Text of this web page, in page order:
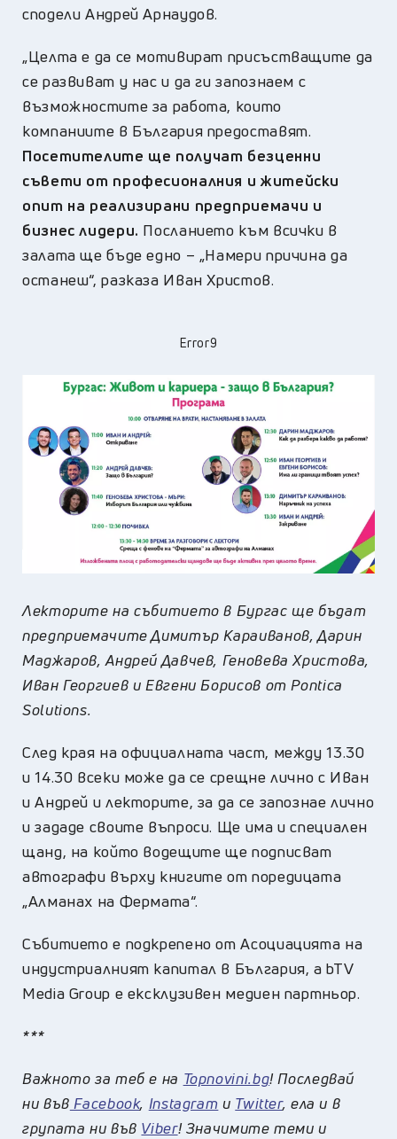
сподели Андрей Арнаудов.
„Целта е да се мотивират присъстващите да
се развиват у нас и да ги запознаем с
възможностите за работа, които
компаниите в България предоставят.
Посетителите ще получат безценни
съвети от професионалния и житейски
опит на реализирани предприемачи и
бизнес лидери. Посланието към всички в
залата ще бъде едно – „Намери причина да
останеш“, разказа Иван Христов.
Error9
Лекторите на събитието в Бургас ще бъдат
предприемачите Димитър Караиванов, Дарин
Маджаров, Андрей Давчев, Геновева Христова,
Иван Георгиев и Евгени Борисов от Pontica
Solutions.
След края на официалната част, между 13.30
и 14.30 всеки може да се срещне лично с Иван
и Андрей и лекторите, за да се запознае лично
и зададе своите въпроси. Ще има и специален
щанд, на който водещите ще подписват
автографи върху книгите от поредицата
„Алманах на Фермата“.
Събитието е подкрепено от Асоциацията на
индустриалният капитал в България, а bTV
Media Group е ексклузивен медиен партньор.
***
Важното за теб е на Topnovini.bg! Последвай
ни във Facebook, Instagram и Twitter, ела и в
групата ни във Viber! Значимите теми и